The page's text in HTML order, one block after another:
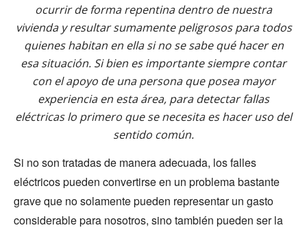
ocurrir de forma repentina dentro de nuestra
vivienda y resultar sumamente peligrosos para todos
quienes habitan en ella si no se sabe qué hacer en
esa situación. Si bien es importante siempre contar
con el apoyo de una persona que posea mayor
experiencia en esta área, para detectar fallas
eléctricas lo primero que se necesita es hacer uso del
sentido común.
Si no son tratadas de manera adecuada, los falles
eléctricos pueden convertirse en un problema bastante
grave que no solamente pueden representar un gasto
considerable para nosotros, sino también pueden ser la